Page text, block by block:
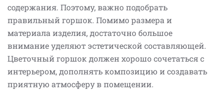
содержания. Поэтому, важно подобрать
правильный горшок. Помимо размера и
материала изделия, достаточно большое
внимание уделяют эстетической составляющей.
Цветочный горшок должен хорошо сочетаться с
интерьером, дополнять композицию и создавать
приятную атмосферу в помещении.